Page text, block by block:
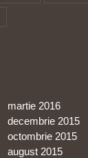
martie 2016
decembrie 2015
octombrie 2015
august 2015